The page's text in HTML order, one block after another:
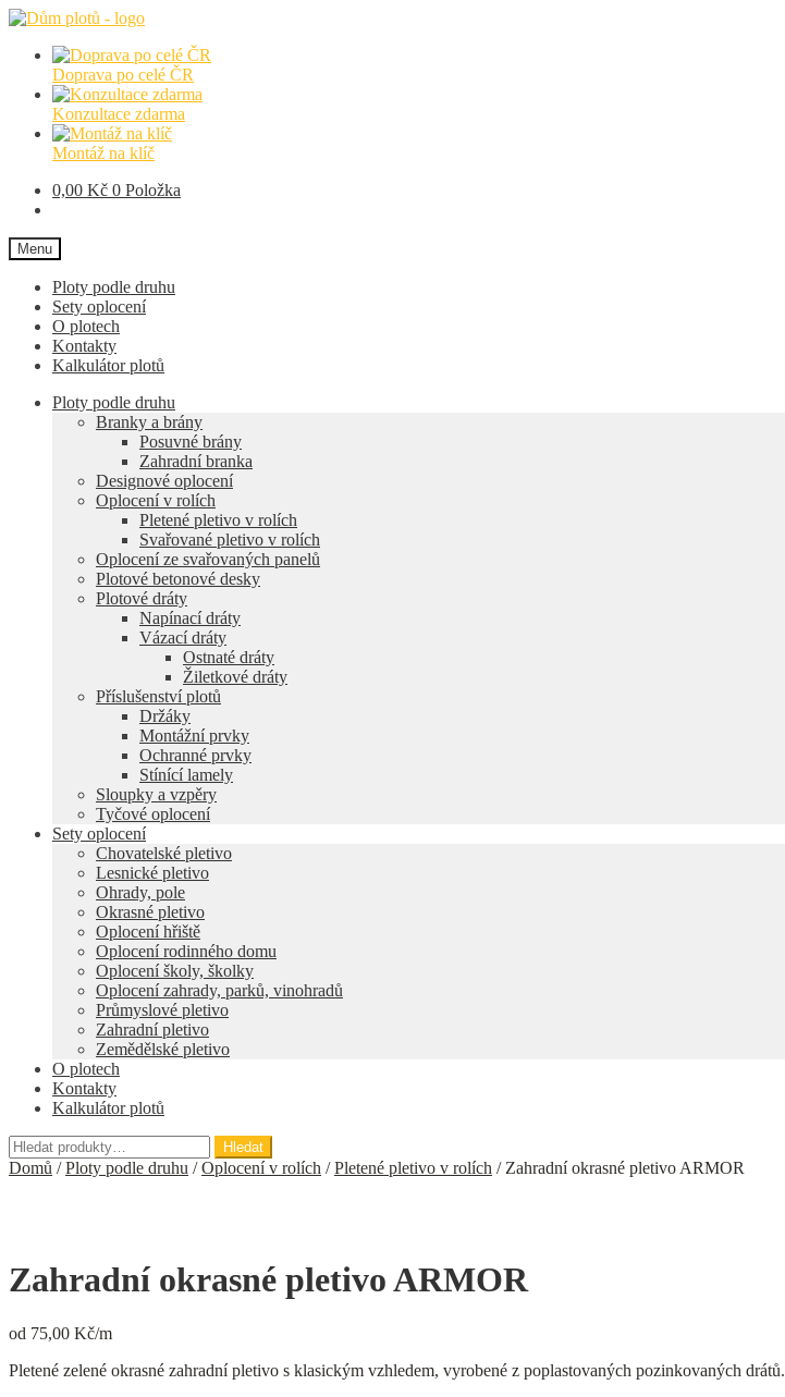
Přeskočit
navigaci
Přejít
obsahu
Doprava po celé ČR
Konzultace zdarma
Montáž na klíč
0,00 Kč 0 Položka
Menu
Ploty podle druhu
Sety oplocení
O plotech
Kontakty
Kalkulátor plotů
Ploty podle druhu
Branky a brány
Posuvné brány
Zahradní branka
Designové oplocení
Oplocení v rolích
Pletené pletivo v rolích
Svařované pletivo v rolích
Oplocení ze svařovaných panelů
Plotové betonové desky
Plotové dráty
Napínací dráty
Vázací dráty
Ostnaté dráty
Žiletkové dráty
Příslušenství plotů
Držáky
Montážní prvky
Ochranné prvky
Stínící lamely
Sloupky a vzpěry
Tyčové oplocení
Sety oplocení
Chovatelské pletivo
Lesnické pletivo
Ohrady, pole
Okrasné pletivo
Oplocení hřiště
Oplocení rodinného domu
Oplocení školy, školky
Oplocení zahrady, parků, vinohradů
Průmyslové pletivo
Zahradní pletivo
Zemědělské pletivo
O plotech
Kontakty
Kalkulátor plotů
Hledat:
Hledat
Domů /Ploty podle druhu /Oplocení v rolích /Pletené pletivo v rolích / Zahradní okrasné pletivo ARMOR
Zahradní okrasné pletivo ARMOR
od 75,00 Kč/m
Pletené zelené okrasné zahradní pletivo s klasickým vzhledem, vyrobené z poplastovaných pozinkovaných drátů.